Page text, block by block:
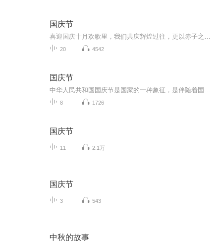
国庆节
20 4542
国庆节
8 1726
国庆节
11 2.1万
国庆节
3 543
中秋的故事